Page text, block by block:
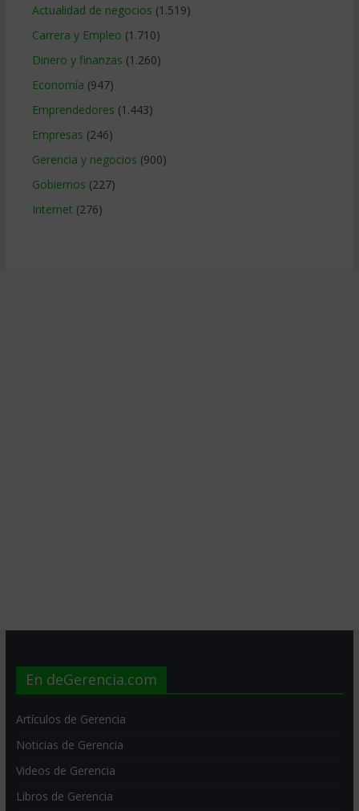
Actualidad de negocios (1.519)
Carrera y Empleo (1.710)
Dinero y finanzas (1.260)
Economía (947)
Emprendedores (1.443)
Empresas (246)
Gerencia y negocios (900)
Gobiernos (227)
Internet (276)
En deGerencia.com
Artículos de Gerencia
Noticias de Gerencia
Videos de Gerencia
Libros de Gerencia